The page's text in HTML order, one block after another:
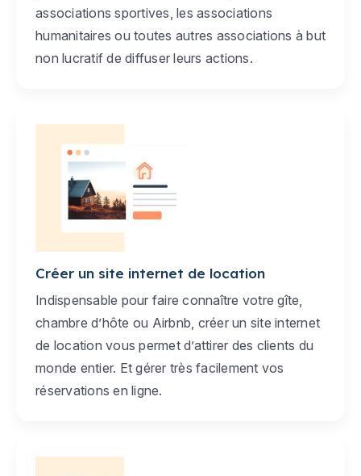
associations sportives, les associations
humanitaires ou toutes autres associations à but
non lucratif de diffuser leurs actions.
Créer un site internet de location
Indispensable pour faire connaître votre gîte,
chambre d’hôte ou Airbnb, créer un site internet
de location vous permet d’attirer des clients du
monde entier. Et gérer très facilement vos
réservations en ligne.